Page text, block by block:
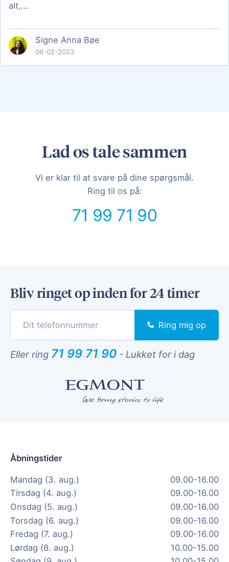
alt,...
Signe Anna Bøe
06-02-2023
Lad os tale sammen
Vi er klar til at svare på dine spørgsmål.
Ring til os på:
71 99 71 90
Bliv ringet op inden for 24 timer
Ring mig op
Eller ring 71 99 71 90 - Lukket for i dag
Åbningstider
Mandag (3. aug.)
09.00-16.00
Tirsdag (4. aug.)
09.00-16.00
Onsdag (5. aug.)
09.00-16.00
Torsdag (6. aug.)
09.00-16.00
Fredag (7. aug.)
09.00-16.00
Lørdag (8. aug.)
10.00-15.00